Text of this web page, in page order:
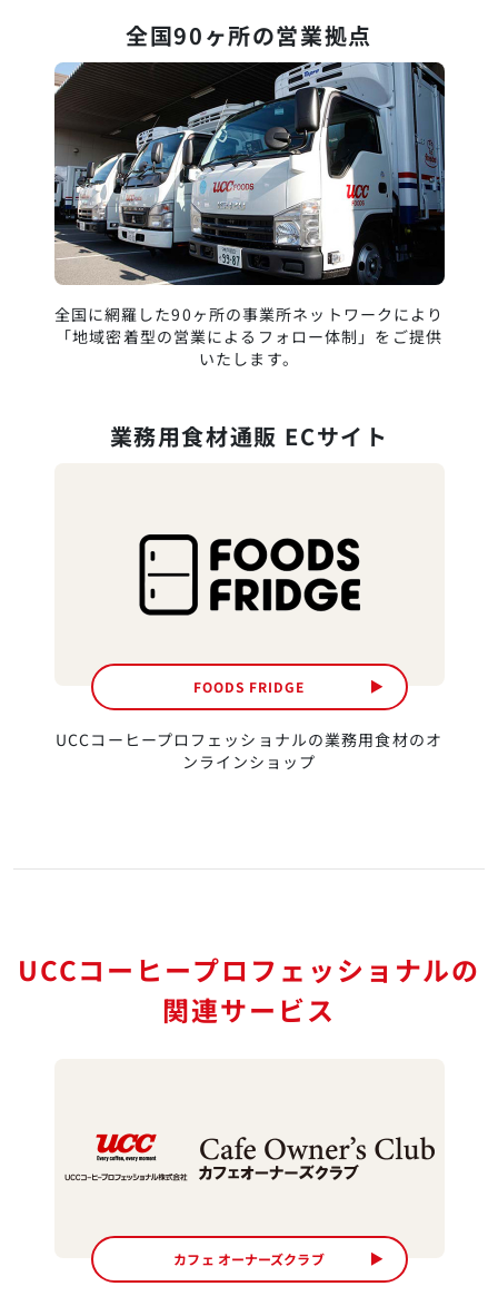
全国90ヶ所の営業拠点
全国に網羅した90ヶ所の事業所ネットワークにより
「地域密着型の営業によるフォロー体制」をご提供
いたします。
業務用食材通販 ECサイト
FOODS FRIDGE
UCCコーヒープロフェッショナルの業務用食材のオ
ンラインショップ
UCCコーヒープロフェッショナルの
関連サービス
カフェ オーナーズクラブ